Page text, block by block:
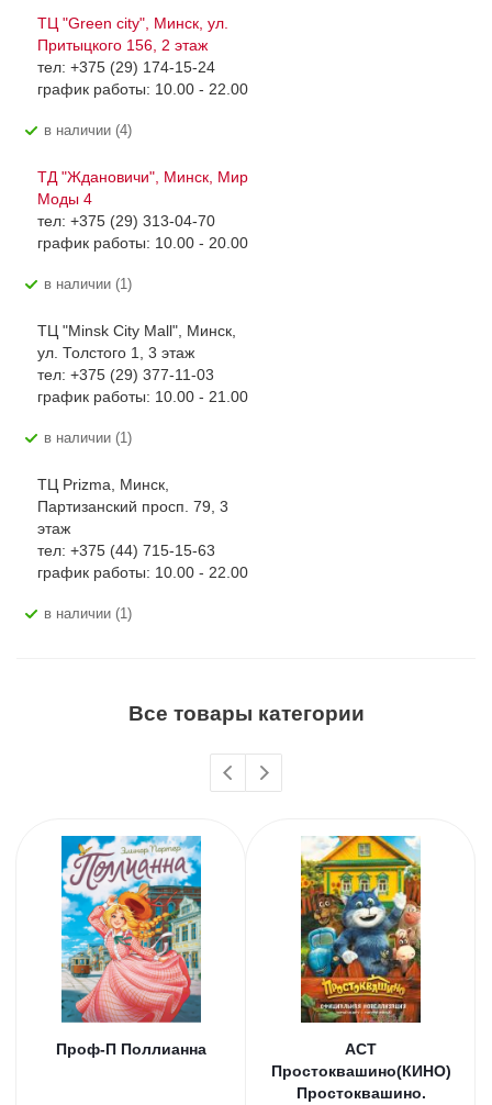
ТЦ "Green city", Минск, ул.
Притыцкого 156, 2 этаж
тел: +375 (29) 174-15-24
график работы: 10.00 - 22.00
В наличии (4)
ТД "Ждановичи", Минск, Мир
Моды 4
тел: +375 (29) 313-04-70
график работы: 10.00 - 20.00
В наличии (1)
ТЦ "Minsk City Mall", Минск,
ул. Толстого 1, 3 этаж
тел: +375 (29) 377-11-03
график работы: 10.00 - 21.00
В наличии (1)
ТЦ Prizma, Минск,
Партизанский просп. 79, 3
этаж
тел: +375 (44) 715-15-63
график работы: 10.00 - 22.00
В наличии (1)
Все товары категории
Проф-П Поллианна
АСТ
Простоквашино(КИНО)
Простоквашино.